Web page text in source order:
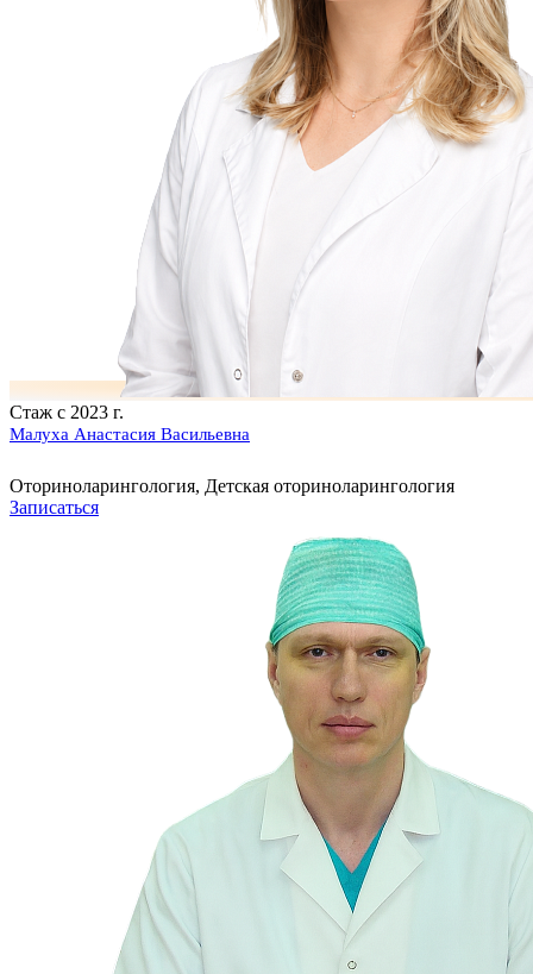
Стаж с 2023 г.
Малуха Анастасия Васильевна
Оториноларингология, Детская оториноларингология
Записаться